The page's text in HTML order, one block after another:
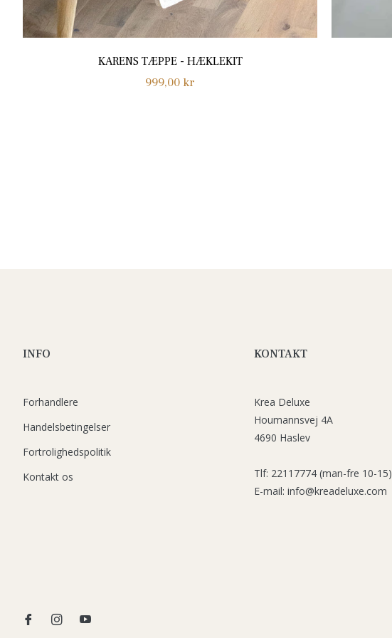
KARENS TÆPPE - HÆKLEKIT
Normalpris
999,00 kr
INFO
Forhandlere
Handelsbetingelser
Fortrolighedspolitik
Kontakt os
KONTAKT
Krea Deluxe
Houmannsvej 4A
4690 Haslev
Tlf: 22117774 (man-fre 10-15)
E-mail: info@kreadeluxe.com
Ins You